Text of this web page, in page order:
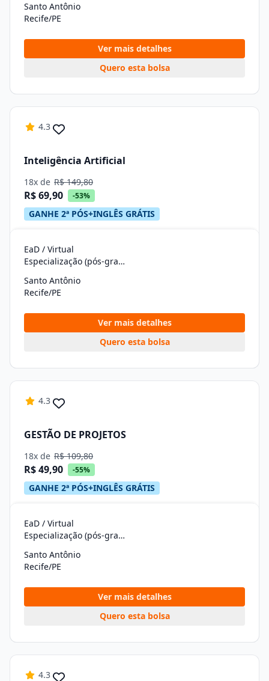
Santo Antônio
Recife/PE
Ver mais detalhes
Quero esta bolsa
4.3
Inteligência Artificial
18x de R$ 149,80
R$ 69,90 -53%
GANHE 2ª PÓS+INGLÊS GRÁTIS
EaD / Virtual
Especialização (pós-graduação)
Santo Antônio
Recife/PE
Ver mais detalhes
Quero esta bolsa
4.3
GESTÃO DE PROJETOS
18x de R$ 109,80
R$ 49,90 -55%
GANHE 2ª PÓS+INGLÊS GRÁTIS
EaD / Virtual
Especialização (pós-graduação)
Santo Antônio
Recife/PE
Ver mais detalhes
Quero esta bolsa
4.3